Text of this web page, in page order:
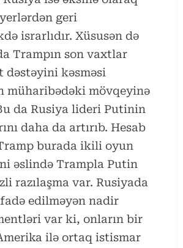
geri
israrlıdır. Xüsusən də
Trampın son vaxtlar
dəstəyini kəsməsi
müharibədəki mövqeyinə
da Rusiya lideri Putinin
daha da artırıb. Hesab
burada ikili oyun
əslində Trampla Putin
razılaşma var. Rusiyada
edilməyən nadir
var ki, onların bir
ilə ortaq istismar